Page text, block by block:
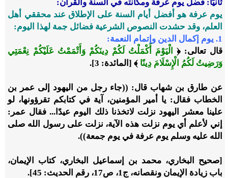
ثانيًا: فضل يوم عرفة ومكانته في السنة والقرآن:
يوم عرفة هو أفضل أيام السنة على الإطلاق عند محققي أهل
العلم، وقد حشدت النصوص الشرعية فضائل جمة لهذا اليوم:
1. يوم إكمال الدين وإتمام النعمة:
قال تعالى: ﴿
الْيَوْمَ أَكْمَلْتُ لَكُمْ دِينَكُمْ وَأَتْمَمْتُ عَلَيْكُمْ نِعْمَتِي
وَرَضِيتُ لَكُمُ الْإِسْلَامَ دِينًا ﴾ [المائدة: 3].
عن طارق بن شهاب قال: ((جاء رجل من اليهود إلى عمر بن
الخطاب فقال: يا أمير المؤمنين، آية في كتابكم تقرؤونها، لو
علينا معشر اليهود نزلت لاتخذنا ذلك اليوم عيدًا... فقال عمر:
إني لأعلم أي يوم نزلت هذه الآية، نزلت على رسول الله صلى
الله عليه وسلم يوم عرفة في يوم جمعة)).
[صحيح البخاري، محمد بن إسماعيل البخاري، كتاب الإيمان،
باب زيادة الإيمان ونقصانه، ج1، ص17، رقم الحديث: 45].